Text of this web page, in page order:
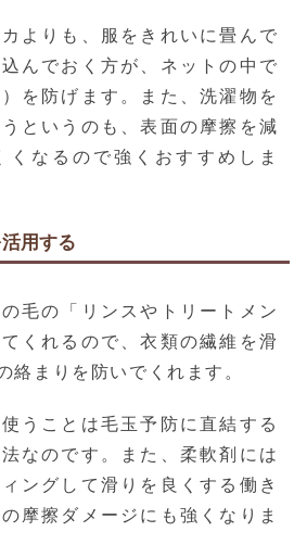
よりも、服をきれいに畳んで
んでおく方が、ネットの中で
を防げます。また、洗濯物を
というのも、表面の摩擦を減
くなるので強くおすすめしま
用する
毛の「リンスやトリートメン
くれるので、衣類の繊維を滑
絡まりを防いでくれます。
うことは毛玉予防に直結する
なのです。また、柔軟剤には
ングして滑りを良くする働き
摩擦ダメージにも強くなりま